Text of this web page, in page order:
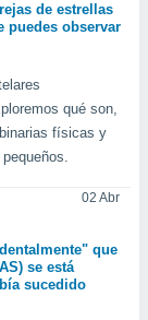
de estrellas
puedes observar
qué son,
físicas y
02 Abr
que
se está
sucedido